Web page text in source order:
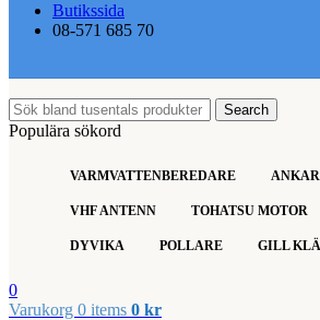
Butikssida
08-571 685 70
Search
Populära sökord
VARMVATTENBEREDARE
VHF ANTENN TOHATSU MOTOR
DYVIKA POLLARE GILL
0
Varukorg 0 items 0 kr